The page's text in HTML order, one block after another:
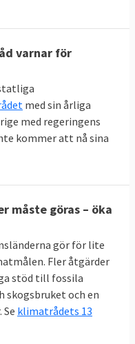
2030 minska
med 34
Här finns
ska fördubblas
42,5 procent,
har i särklass
energi bland
. Inte heller här
enskilda
gemensamt.
varnar för
med sin årliga
med regeringens
kommer att nå sina
måste göras – öka
gör för lite
Fler åtgärder
stöd till fossila
skogsbruket och en
klimatrådets 13